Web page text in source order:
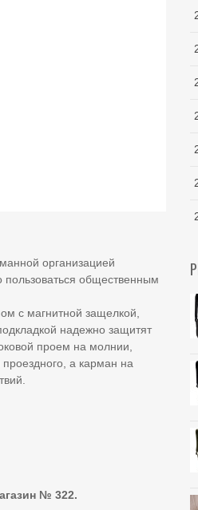
организацией
пользоваться общественным
с магнитной защелкой,
надежно защитят
проем на молнии,
а карман на
№ 322.